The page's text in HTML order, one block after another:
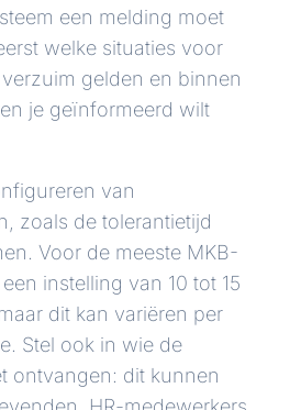
een melding moet
welke situaties voor
gelden en binnen
je geïnformeerd wilt
van
zoals de tolerantietijd
Voor de meeste MKB-
instelling van 10 tot 15
dit kan variëren per
Stel ook in wie de
ontvangen: dit kunnen